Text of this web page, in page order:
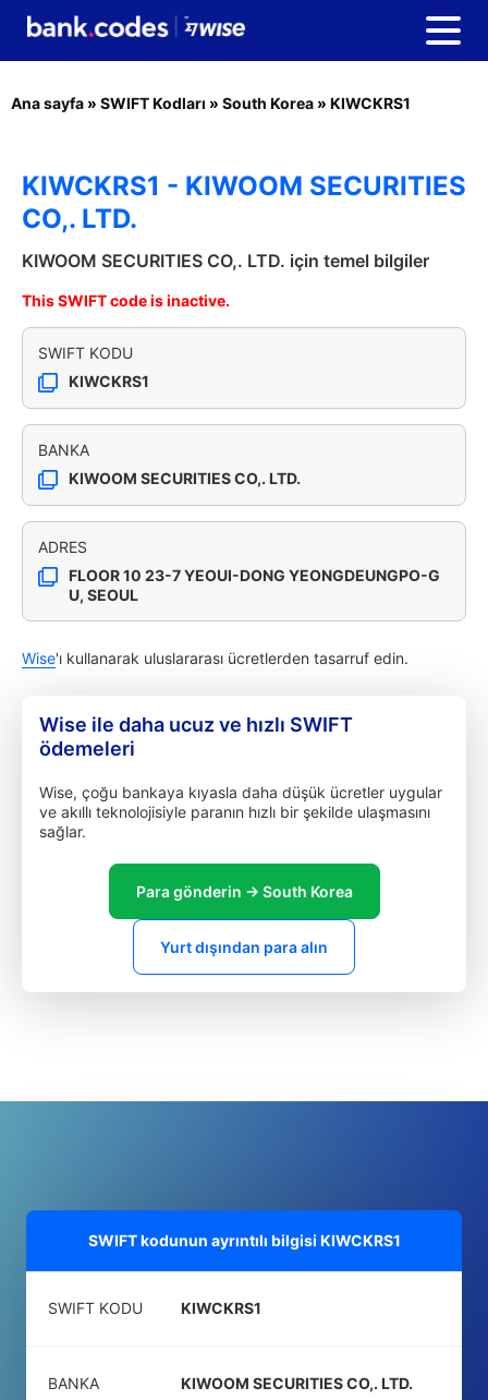
Ana sayfa » SWIFT Kodları » South Korea » KIWCKRS1
KIWCKRS1 - KIWOOM SECURITIES
CO,. LTD.
KIWOOM SECURITIES CO,. LTD. için temel bilgiler
This SWIFT code is inactive.
SWIFT KODU
KIWCKRS1
BANKA
KIWOOM SECURITIES CO,. LTD.
ADRES
FLOOR 10 23-7 YEOUI-DONG YEONGDEUNGPO-G
U, SEOUL
Wise'ı kullanarak uluslararası ücretlerden tasarruf edin.
Wise ile daha ucuz ve hızlı SWIFT
ödemeleri
Wise, çoğu bankaya kıyasla daha düşük ücretler uygular
ve akıllı teknolojisiyle paranın hızlı bir şekilde ulaşmasını
sağlar.
Para gönderin → South Korea
Yurt dışından para alın
SWIFT kodunun ayrıntılı bilgisi KIWCKRS1
SWIFT KODU KIWCKRS1
BANKA KIWOOM SECURITIES CO,. LTD.